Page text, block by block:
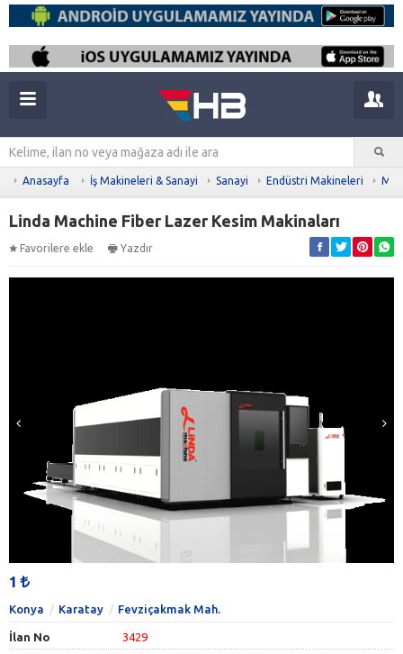
Anasayfa İş Makineleri & Sanayi Sanayi Endüstri Makineleri
Linda Machine Fiber Lazer Kesim Makinaları
Favorilere ekle Yazdır
1
Konya Karatay Fevziçakmak Mah.
İlan No
3429